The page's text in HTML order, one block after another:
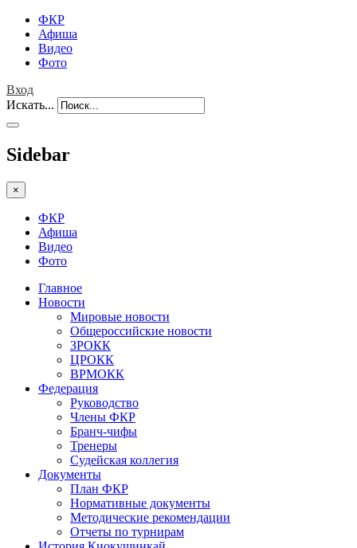
ФКР
Афиша
Видео
Фото
Вход
Искать...
Sidebar
×
ФКР
Афиша
Видео
Фото
Главное
Новости
Мировые новости
Общероссийские новости
ЗРОКК
ЦРОКК
ВРМОКК
Федерация
Руководство
Члены ФКР
Бранч-чифы
Тренеры
Судейская коллегия
Документы
План ФКР
Нормативные документы
Методические рекомендации
Отчеты по турнирам